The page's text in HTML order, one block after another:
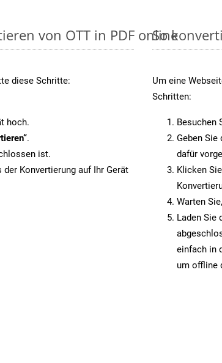
von OTT in PDF online
diese Schritte:
hoch.
.
ist.
Konvertierung auf Ihr Gerät
So
Um eine
Schritten:
Besuchen
Geben Sie
dafür
Klicken
Warten
Laden Sie
einfach in
um offline